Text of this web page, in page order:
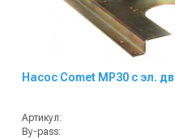
Насос Comet МР30 с эл.
Артикул:
By-pass: